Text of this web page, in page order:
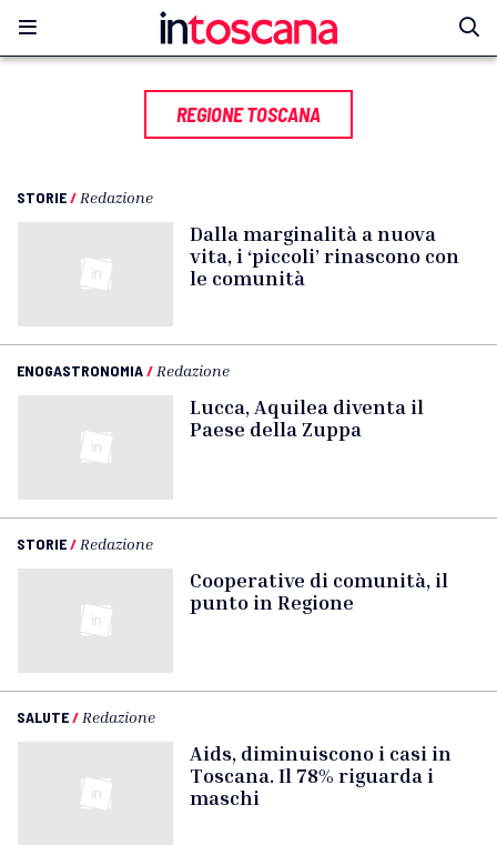
REGIONE TOSCANA
STORIE/ Redazione
Dalla marginalità a nuova
vita, i ‘piccoli’ rinascono con
le comunità
ENOGASTRONOMIA/ Redazione
Lucca, Aquilea diventa il
Paese della Zuppa
STORIE/ Redazione
Cooperative di comunità, il
punto in Regione
SALUTE/ Redazione
Aids, diminuiscono i casi in
Toscana. Il 78% riguarda i
maschi